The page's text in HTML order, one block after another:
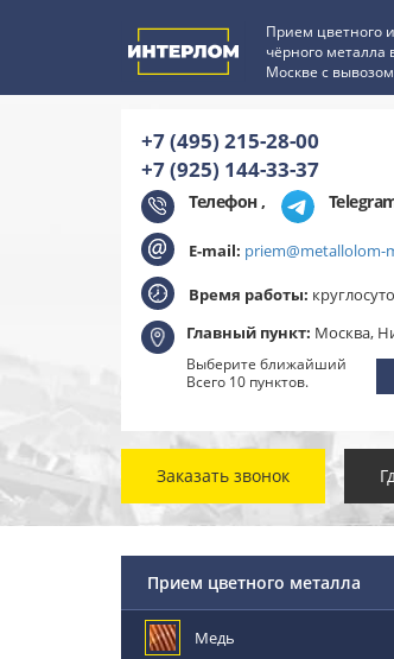
Прием цветного и
чёрного металла
Москве с вывозом
+7 (495) 215-28-00
+7 (925) 144-33-37
Телефон ,
E-mail: priem@metallolom-
Время работы:
Главный пункт: Москва,
Выберите ближайший
Всего 10 пунктов.
Заказать звонок
Прием цветного металла
Медь